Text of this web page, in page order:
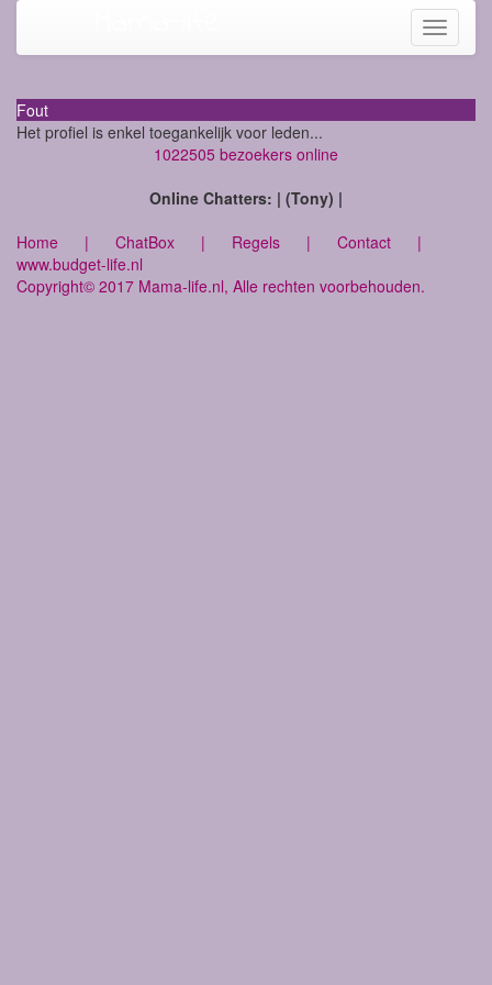
Toggle
Fout
Het profiel is enkel toegankelijk voor leden...
1022505 bezoekers online
Online Chatters: | (Tony) |
Home | ChatBox | Regels | Contact |
www.budget-life.nl
Copyright© 2017 Mama-life.nl, Alle rechten voorbehouden.